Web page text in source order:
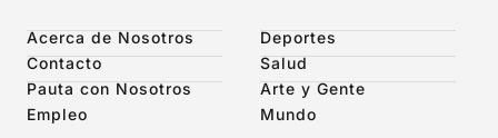
Acerca de Nosotros
Contacto
Pauta con Nosotros
Empleo
Deportes
Salud
Arte y Gente
Mundo